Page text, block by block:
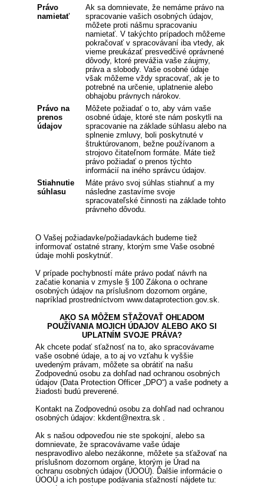
Právo
namietať
Ak sa domnievate, že nemáme právo na
spracovanie vašich osobných údajov,
môžete proti nášmu spracovaniu
namietať. V takýchto prípadoch môžeme
pokračovať v spracovávaní iba vtedy, ak
vieme preukázať presvedčivé oprávnené
dôvody, ktoré prevážia vaše záujmy,
práva a slobody. Vaše osobné údaje
však môžeme vždy spracovať, ak je to
potrebné na určenie, uplatnenie alebo
obhajobu právnych nárokov.
Právo na
prenos
údajov
Môžete požiadať o to, aby vám vaše
osobné údaje, ktoré ste nám poskytli na
spracovanie na základe súhlasu alebo na
splnenie zmluvy, boli poskytnuté v
štruktúrovanom, bežne používanom a
strojovo čitateľnom formáte. Máte tiež
právo požiadať o prenos týchto
informácií na iného správcu údajov.
Stiahnutie
súhlasu
Máte právo svoj súhlas stiahnuť a my
následne zastavíme svoje
spracovateľské činnosti na základe tohto
právneho dôvodu.
O Vašej požiadavke/požiadavkách budeme tiež
informovať ostatné strany, ktorým sme Vaše osobné
údaje mohli poskytnúť.
V prípade pochybností máte právo podať návrh na
začatie konania v zmysle § 100 Zákona o ochrane
osobných údajov na príslušnom dozornom orgáne,
napríklad prostredníctvom www.dataprotection.gov.sk.
AKO SA MÔŽEM SŤAŽOVAŤ OHĽADOM
POUŽÍVANIA MOJICH ÚDAJOV ALEBO AKO SI
UPLATNÍM SVOJE PRÁVA?
Ak chcete podať sťažnosť na to, ako spracovávame
vaše osobné údaje, a to aj vo vzťahu k vyššie
uvedeným právam, môžete sa obrátiť na našu
Zodpovednú osobu za dohľad nad ochranou osobných
údajov (Data Protection Officer „DPO“) a vaše podnety a
žiadosti budú preverené.
Kontakt na Zodpovednú osobu za dohľad nad ochranou
osobných údajov: kkdent@nextra.sk .
Ak s našou odpoveďou nie ste spokojní, alebo sa
domnievate, že spracovávame vaše údaje
nespravodlivo alebo nezákonne, môžete sa sťažovať na
príslušnom dozornom orgáne, ktorým je Úrad na
ochranu osobných údajov (ÚOOÚ). Ďalšie informácie o
ÚOOÚ a ich postupe podávania sťažností nájdete tu: